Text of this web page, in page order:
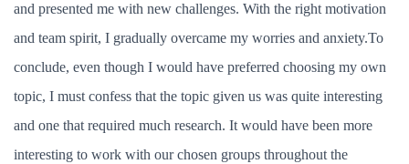
and presented me with new challenges. With the right motivation
and team spirit, I gradually overcame my worries and anxiety.To
conclude, even though I would have preferred choosing my own
topic, I must confess that the topic given us was quite interesting
and one that required much research. It would have been more
interesting to work with our chosen groups throughout the